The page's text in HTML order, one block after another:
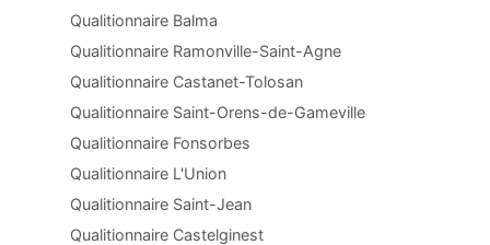
Qualitionnaire Balma
Qualitionnaire Ramonville-Saint-Agne
Qualitionnaire Castanet-Tolosan
Qualitionnaire Saint-Orens-de-Gameville
Qualitionnaire Fonsorbes
Qualitionnaire L'Union
Qualitionnaire Saint-Jean
Qualitionnaire Castelginest